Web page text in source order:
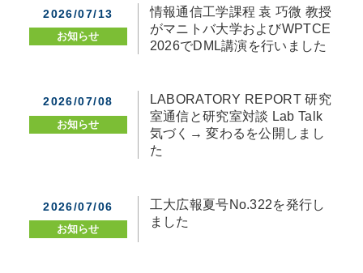
2026/07/13
お知らせ
情報通信工学課程 袁 巧微 教授
がマニトバ大学およびWPTCE
2026でDML講演を行いました
2026/07/08
お知らせ
LABORATORY REPORT 研究
室通信と研究室対談 Lab Talk
気づく→ 変わるを公開しまし
た
2026/07/06
お知らせ
工大広報夏号No.322を発行し
ました